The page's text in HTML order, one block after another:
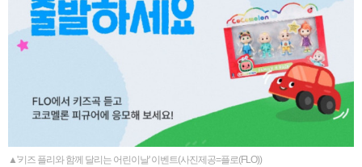
▲'키즈 플리와 함께 달리는 어린이날' 이벤트(사진제공=플로(FLO))